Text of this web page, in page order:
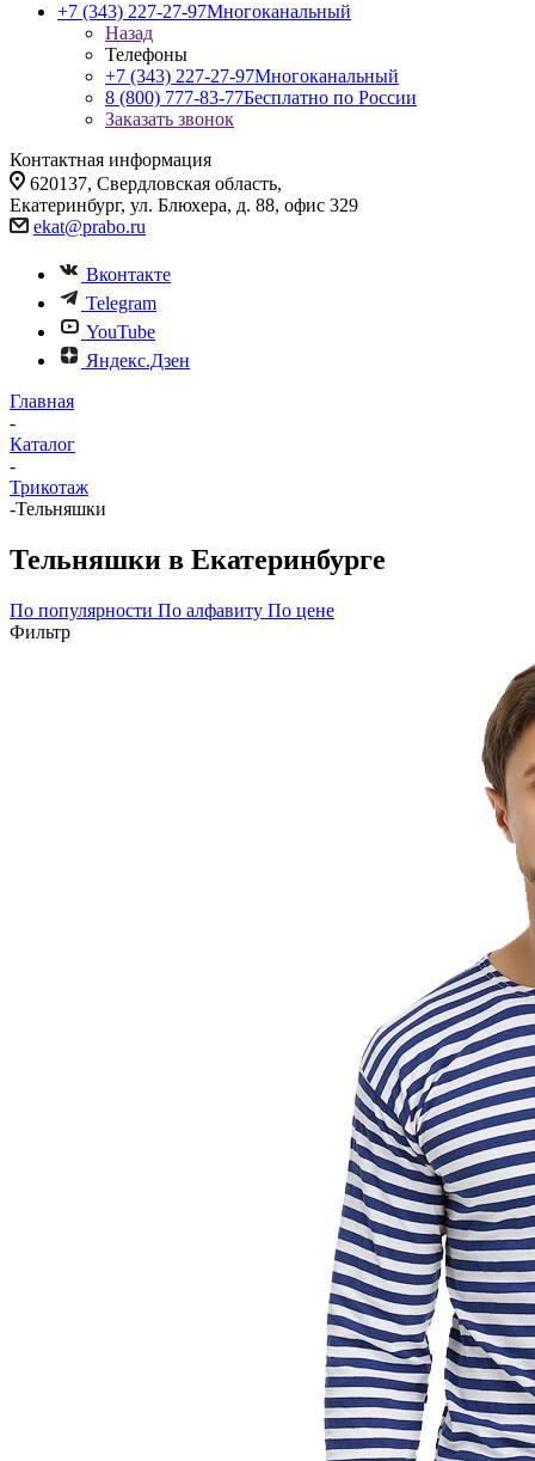
+7 (343) 227-27-97Многоканальный
Назад
Телефоны
+7 (343) 227-27-97Многоканальный
8 (800) 777-83-77Бесплатно по России
Заказать звонок
Контактная информация
620137, Свердловская область,
Екатеринбург, ул. Блюхера, д. 88, офис 329
ekat@prabo.ru
Вконтакте
Telegram
YouTube
Яндекс.Дзен
Главная
-
Каталог
-
Трикотаж
-Тельняшки
Тельняшки в Екатеринбурге
По популярности По алфавиту По цене
Фильтр